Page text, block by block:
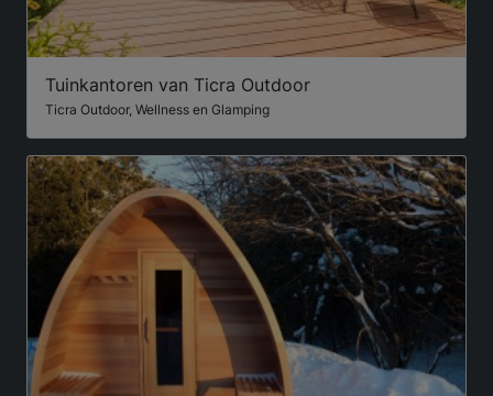
Tuinkantoren van Ticra Outdoor
Ticra Outdoor, Wellness en Glamping